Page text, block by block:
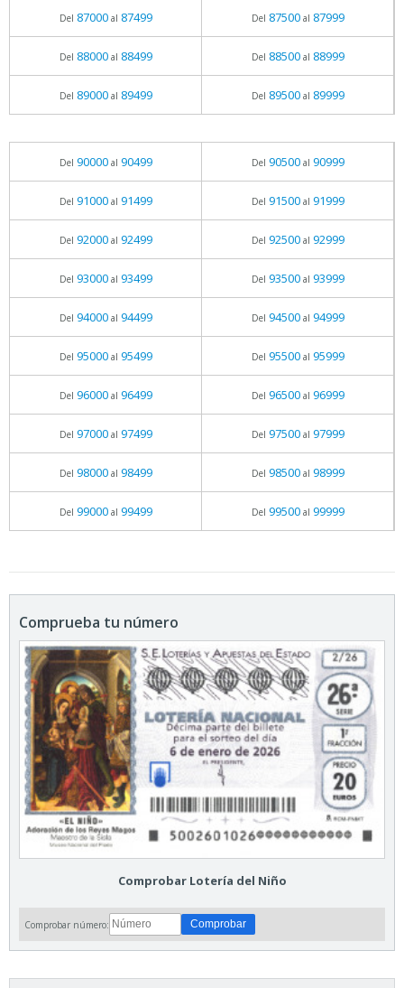
Del 87000al 87499 Del 87500al 87999
Del 88000al 88499 Del 88500al 88999
Del 89000al 89499 Del 89500al 89999
Del 90000al 90499 Del 90500al 90999
Del 91000al 91499 Del 91500al 91999
Del 92000al 92499 Del 92500al 92999
Del 93000al 93499 Del 93500al 93999
Del 94000al 94499 Del 94500al 94999
Del 95000al 95499 Del 95500al 95999
Del 96000al 96499 Del 96500al 96999
Del 97000al 97499 Del 97500al 97999
Del 98000al 98499 Del 98500al 98999
Del 99000al 99499 Del 99500al 99999
Comprueba tu número
Comprobar Lotería del Niño
Comprobar número: